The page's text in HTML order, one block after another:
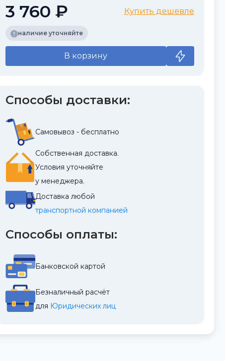
3 760 ₽ Купить дешевле
наличие уточняйте
В корзину
Способы доставки:
Самовывоз - бесплатно
Собственная доставка.
Условия уточняйте
у менеджера.
Доставка любой
транспортной компанией
Способы оплаты:
Банковской картой
Безналичный расчёт
для Юридических лиц